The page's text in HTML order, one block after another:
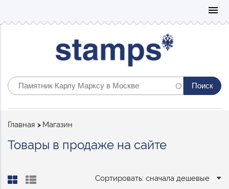
menu
Строка
Главная Магазин
Товары в продаже на сайте
Сортировать: сначала дешевые